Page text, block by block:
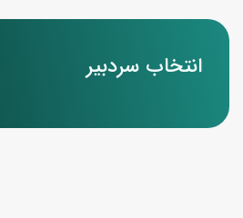
انتخاب سردبیر